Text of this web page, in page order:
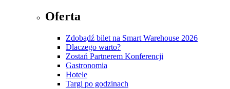
Oferta
Zdobądź bilet na Smart Warehouse 2026
Dlaczego warto?
Zostań Partnerem Konferencji
Gastronomia
Hotele
Targi po godzinach